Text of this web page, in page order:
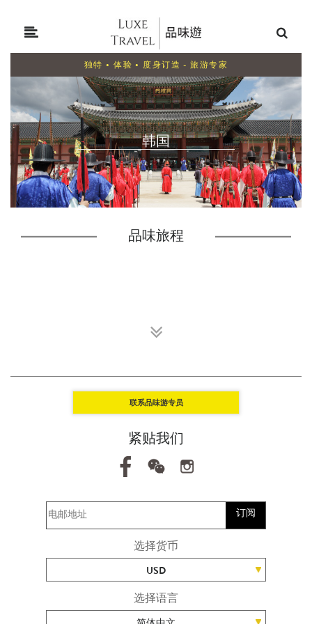
独特 • 体验 • 度身订造 - 旅游专家
韩国
品味旅程
联系品味游专员
紧贴我们
订阅
选择货币
USD
选择语言